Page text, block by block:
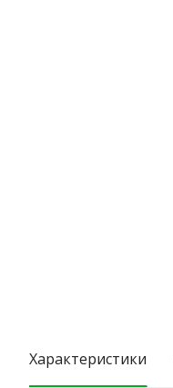
Характеристики